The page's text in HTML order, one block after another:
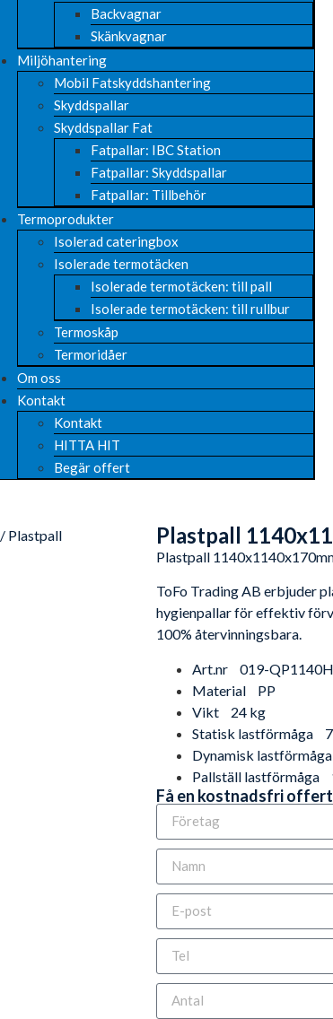
Backvagnar
Skänkvagnar
Miljöhantering
Mobil Fatskyddshantering
Skyddspallar
Skyddspallar Fat
Fatpallar: IBC Station
Fatpallar: Skyddspallar
Fatpallar: Tillbehör
Termoprodukter
Isolerad cateringbox
Isolerade termotäcken
Isolerade termotäcken: till pall
Isolerade termotäcken: till rullbur
Termoskåp
Termoridåer
Om oss
Kontakt
Kontakt
HITTA HIT
Begär offert
/ Plastpall
Plastpall
Plastpall
ToFo Trading AB erbjuder
hygienpallar för effektiv
100% återvinningsbara.
Art.nr
019-
Material
PP
Vikt
24 kg
Statisk lastförmåga
Dynamisk lastförmåga
Pallställ lastförmåga
Få en kostnadsfri offert